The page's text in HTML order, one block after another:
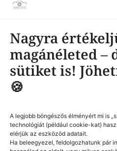
Nagyra
magánéleted –
sütiket is!
🍪
A legjobb böngészős élményért mi is
technológiát (például cookie-kat)
elérjük az eszközöd adatait.
Ha beleegyezel, feldolgozhatunk pár
Adatvédelmi
© Minden jog
Munkáim